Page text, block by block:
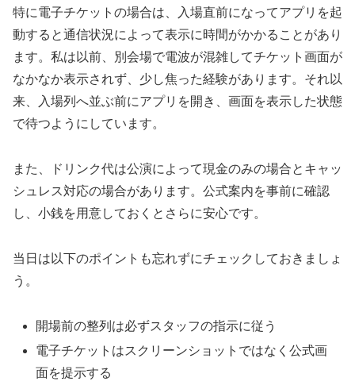
特に電子チケットの場合は、入場直前になってアプリを起
動すると通信状況によって表示に時間がかかることがあり
ます。私は以前、別会場で電波が混雑してチケット画面が
なかなか表示されず、少し焦った経験があります。それ以
来、入場列へ並ぶ前にアプリを開き、画面を表示した状態
で待つようにしています。
また、ドリンク代は公演によって現金のみの場合とキャッ
シュレス対応の場合があります。公式案内を事前に確認
し、小銭を用意しておくとさらに安心です。
当日は以下のポイントも忘れずにチェックしておきましょ
う。
開場前の整列は必ずスタッフの指示に従う
電子チケットはスクリーンショットではなく公式画
面を提示する